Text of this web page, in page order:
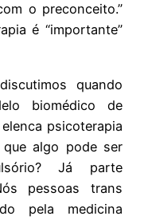
o preconceito.”
é “importante”
quando
biomédico de
psicoterapia
que algo pode ser
Já parte
pessoas trans
pela medicina